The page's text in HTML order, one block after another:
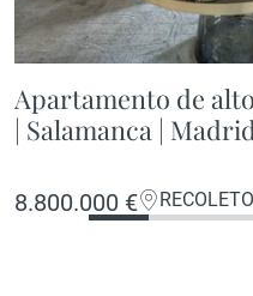
Apartamento de
| Salamanca | Madrid
8.800.000 €